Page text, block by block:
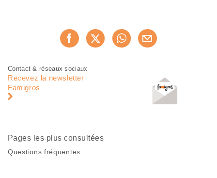
Recommander maintenant
Pied
page
Navigation
pied
Contact & réseaux sociaux
Recevez la newsletter
Famigros
Pages les plus consultées
Questions fréquentes